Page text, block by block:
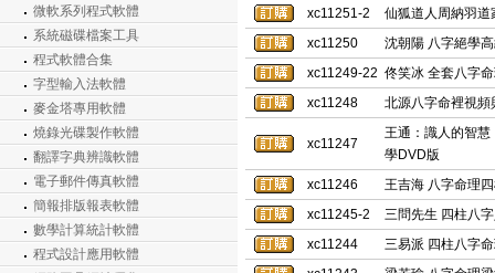
微軟系列程式軟體
系統磁碟檔案工具
程式軟體合集
字型輸入法軟體
麥金塔專用軟體
燒錄光碟製作軟體
翻譯字典辨識軟體
電子郵件傳真軟體
簡報排版報表軟體
數學計算統計軟體
程式設計應用軟體
xc11251-2
仙狐道人周納羽
xc11250
沈朝陽 八字絕學
xc11249-22 佟笑冰 全套八字
xc11248
北源八字命裡視頻
xc11247
王通：識人的智慧
學DVD版
xc11246
王吉海 八字命理
xc11245-2
三問先生 四柱八
xc11244
三易派 四柱八字